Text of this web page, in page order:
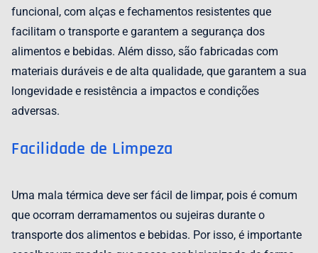
funcional, com alças e fechamentos resistentes que
facilitam o transporte e garantem a segurança dos
alimentos e bebidas. Além disso, são fabricadas com
materiais duráveis e de alta qualidade, que garantem a sua
longevidade e resistência a impactos e condições
adversas.
Facilidade de Limpeza
Uma mala térmica deve ser fácil de limpar, pois é comum
que ocorram derramamentos ou sujeiras durante o
transporte dos alimentos e bebidas. Por isso, é importante